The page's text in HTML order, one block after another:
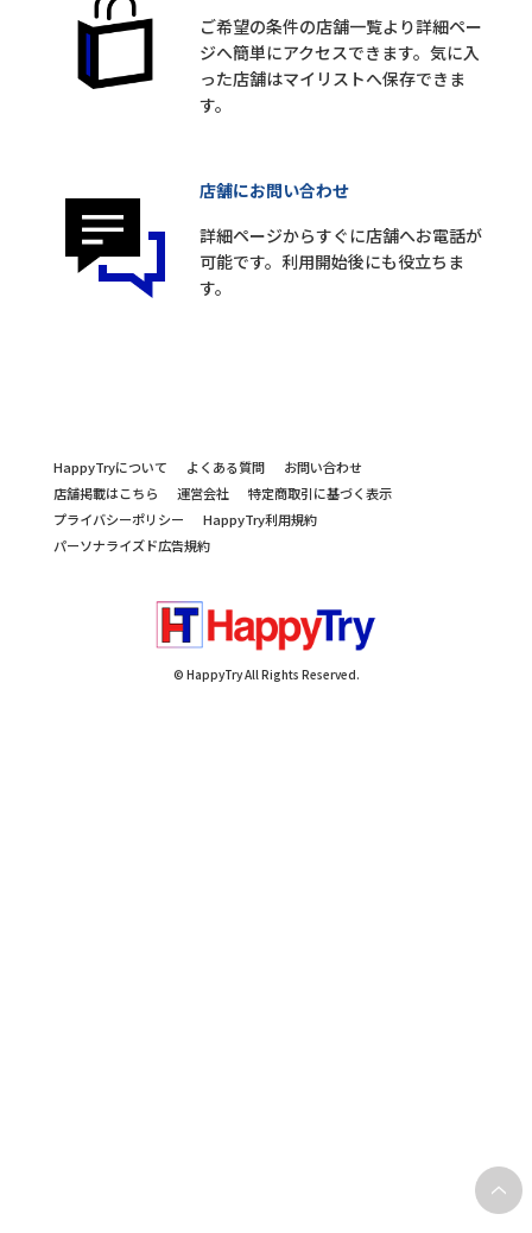
ご希望の条件の店舗一覧より詳細ペー
ジへ簡単にアクセスできます。気に入
った店舗はマイリストへ保存できま
す。
店舗にお問い合わせ
詳細ページからすぐに店舗へお電話が
可能です。利用開始後にも役立ちま
す。
HappyTryについて よくある質問
お問い合わせ
店舗掲載はこちら
運営会社
特定商取引に基づく表示
プライバシーポリシー
HappyTry利用規約
パーソナライズド広告規約
© HappyTry All Rights Reserved.